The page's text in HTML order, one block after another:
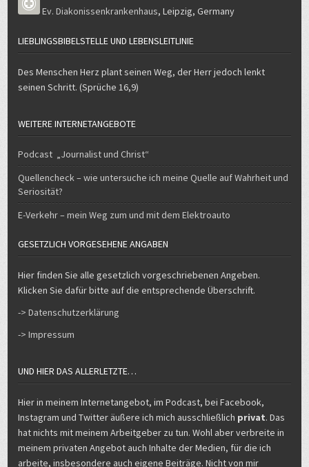
Ev. Diakonissenkrankenhaus,Leipzig,Germany
LIEBLINGSBIBELSTELLE UND LEBENSLEITLINIE
Des Menschen Herz plant seinen Weg, der Herr jedoch lenkt
seinen Schritt. (Sprüche 16,9)
WEITERE INTERNETANGEBOTE
Podcast „Journalist und Christ“
Quellencheck – wie untersuche ich meine Quelle auf Wahrheit und
Seriosität?
E-Verkehr – mein Weg zum und mit dem Elektroauto
GESETZLICH VORGESEHENE ANGABEN
Hier finden Sie alle gesetzlich vorgeschriebenen Angeben.
Klicken Sie dafür bitte auf die entsprechende Überschrift.
-> Datenschutzerklärung
-> Impressum
UND HIER DAS ALLERLETZTE…
Hier in meinem Internetangebot, im Podcast, bei Facebook,
Instagram und Twitter äußere ich mich ausschließlich privat. Das
hat nichts mit meinem Arbeitgeber zu tun. Wohl aber verbreite in
meinem privaten Angebot auch Inhalte der Medien, für die ich
arbeite, insbesondere auch eigene Beiträge. Nicht von mir